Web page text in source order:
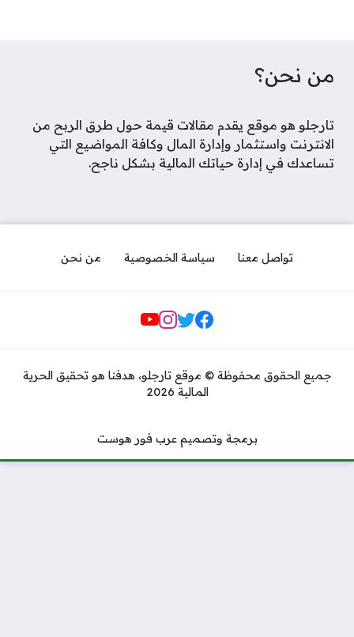
من نحن؟
تارجلو هو موقع يقدم مقالات قيمة حول طرق الربح من
الانترنت واستثمار وإدارة المال وكافة المواضيع التي
تساعدك في إدارة حياتك المالية بشكل ناجح.
تواصل معنا سياسة الخصوصية من نحن
مواقع التواصل
جميع الحقوق محفوظة © موقع تارجلو، هدفنا هو تحقيق الحرية
المالية 2026
برمجة وتصميم عرب فور هوست